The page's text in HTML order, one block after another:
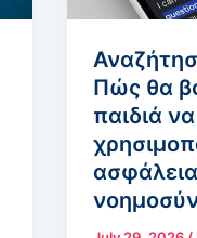
Πώς θα
παιδιά να